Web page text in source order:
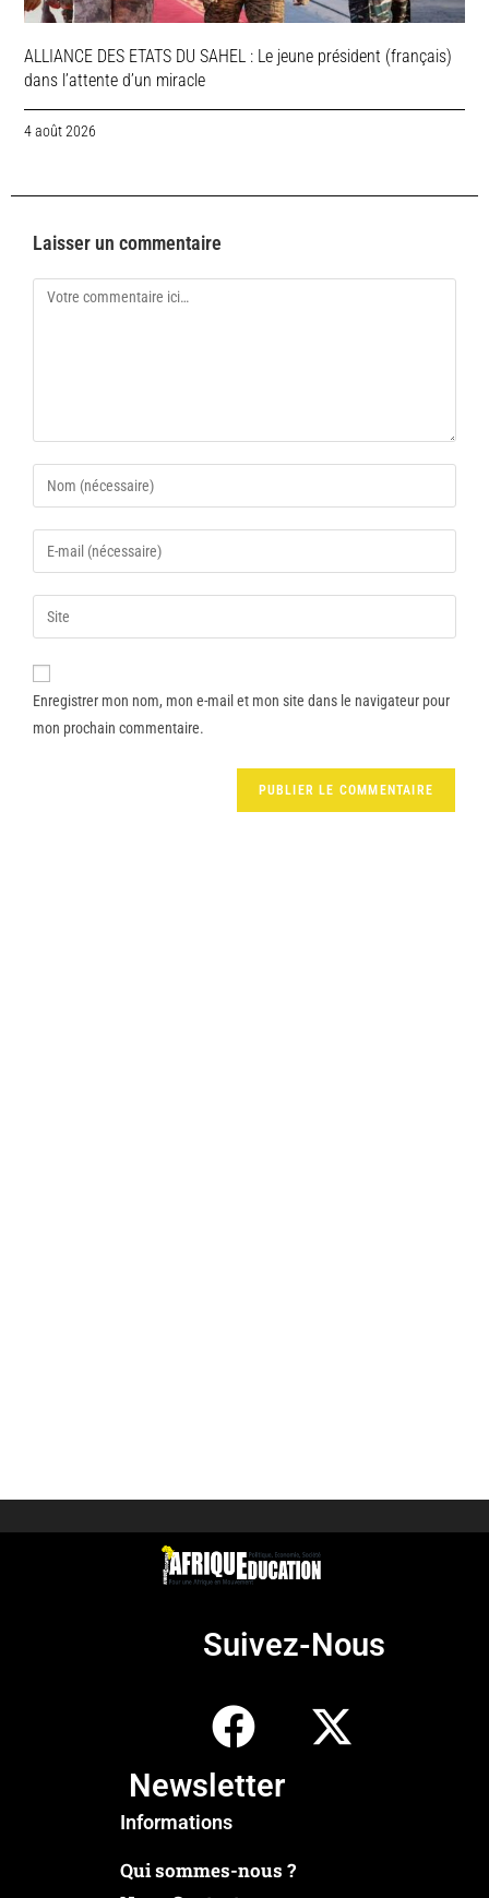
ALLIANCE DES ETATS DU SAHEL : Le jeune président (français)
dans l’attente d’un miracle
4 août 2026
Laisser un commentaire
Enregistrer mon nom, mon e-mail et mon site dans le navigateur pour
mon prochain commentaire.
Suivez-Nous
Newsletter
Informations
Qui sommes-nous ?